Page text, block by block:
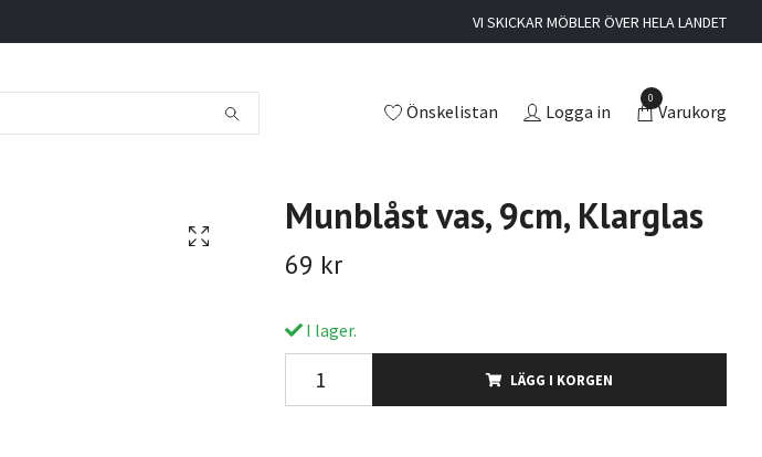
VI SKICKAR MÖBLER ÖVER HELA LANDET
Önskelistan Logga in
0
Varukorg
Munblåst vas, 9cm, Klarglas
69 kr
I lager.
LÄGG I KORGEN